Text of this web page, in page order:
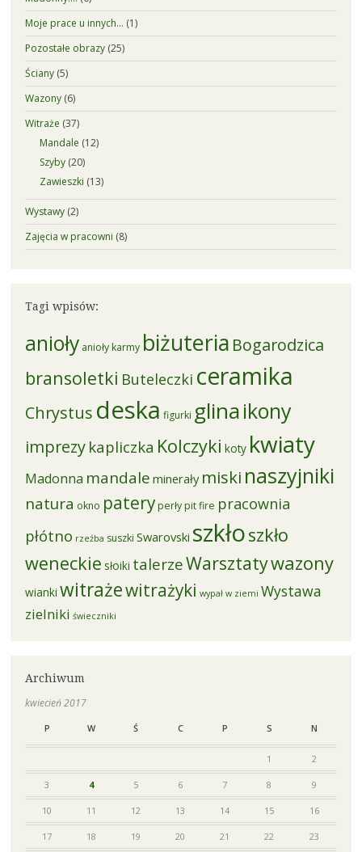
Moje prace u innych… (1)
Pozostałe obrazy(25)
Ściany(5)
Wazony(6)
Witraże (37)
Mandale (12)
Szyby(20)
Zawieszki (13)
Wystawy(2)
Zajęcia w pracowni (8)
Tagi wpisów:
anioły anioły karmy biżuteria Bogarodzica
bransoletki Buteleczki ceramika
Chrystus deska figurki glinaikony
imprezy kapliczka Kolczyki koty kwiaty
Madonna mandale minerały miski naszyjniki
natura okno pateryperłypit fire pracownia
płótno rzeźba suszki Swarovski szkłoszkło
weneckie słoiki talerzeWarsztatywazony
wianki witrażewitrażyki wypał w ziemi Wystawa
zielniki świeczniki
Archiwum
kwiecień 2017
P W Ś C P S N
1 2
3 4 5 6 7 8 9
10 11 12 13 14 15 16
17 18 19 20 21 22 23